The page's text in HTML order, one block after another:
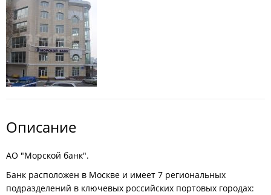
Описание
АО "Морской банк".
Банк расположен в Москве и имеет 7 региональных
подразделений в ключевых российских портовых городах: